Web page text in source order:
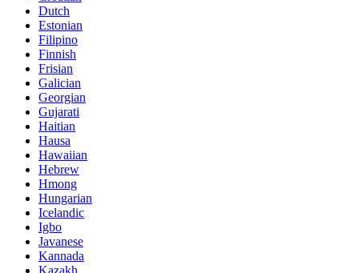
Dutch
Estonian
Filipino
Finnish
Frisian
Galician
Georgian
Gujarati
Haitian
Hausa
Hawaiian
Hebrew
Hmong
Hungarian
Icelandic
Igbo
Javanese
Kannada